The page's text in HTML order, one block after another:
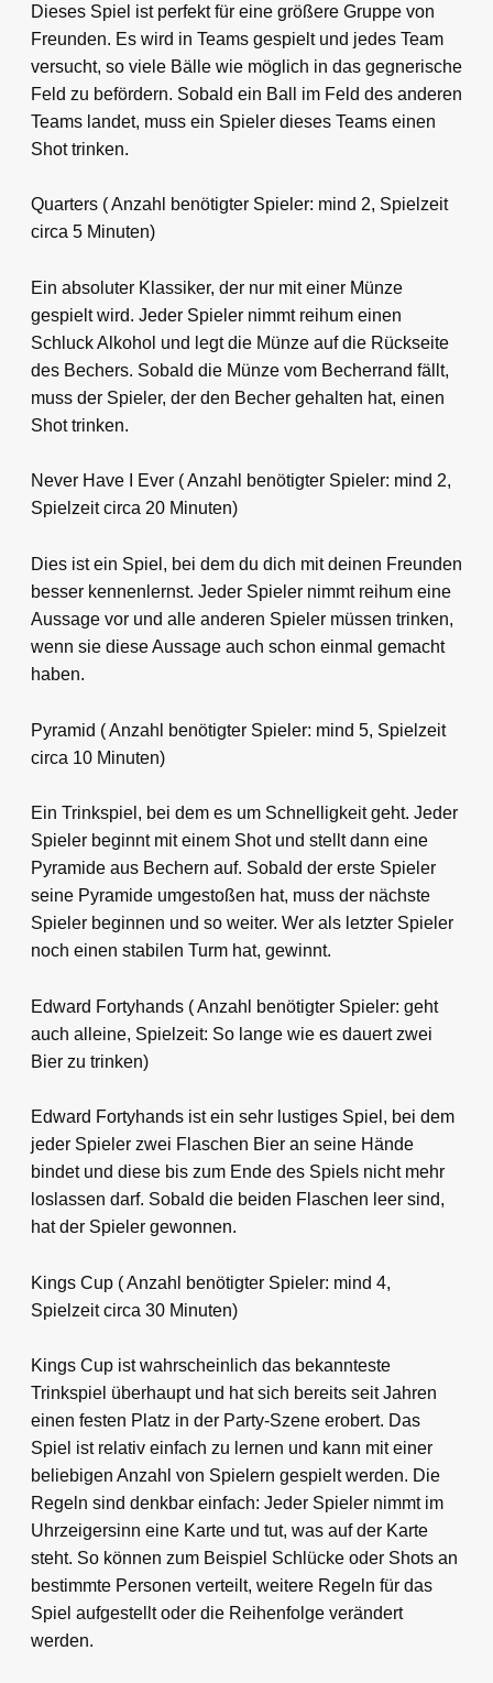
Dieses Spiel ist perfekt für eine größere Gruppe von
Freunden. Es wird in Teams gespielt und jedes Team
versucht, so viele Bälle wie möglich in das gegnerische
Feld zu befördern. Sobald ein Ball im Feld des anderen
Teams landet, muss ein Spieler dieses Teams einen
Shot trinken.
Quarters ( Anzahl benötigter Spieler: mind 2, Spielzeit
circa 5 Minuten)
Ein absoluter Klassiker, der nur mit einer Münze
gespielt wird. Jeder Spieler nimmt reihum einen
Schluck Alkohol und legt die Münze auf die Rückseite
des Bechers. Sobald die Münze vom Becherrand fällt,
muss der Spieler, der den Becher gehalten hat, einen
Shot trinken.
Never Have I Ever ( Anzahl benötigter Spieler: mind 2,
Spielzeit circa 20 Minuten)
Dies ist ein Spiel, bei dem du dich mit deinen Freunden
besser kennenlernst. Jeder Spieler nimmt reihum eine
Aussage vor und alle anderen Spieler müssen trinken,
wenn sie diese Aussage auch schon einmal gemacht
haben.
Pyramid ( Anzahl benötigter Spieler: mind 5, Spielzeit
circa 10 Minuten)
Ein Trinkspiel, bei dem es um Schnelligkeit geht. Jeder
Spieler beginnt mit einem Shot und stellt dann eine
Pyramide aus Bechern auf. Sobald der erste Spieler
seine Pyramide umgestoßen hat, muss der nächste
Spieler beginnen und so weiter. Wer als letzter Spieler
noch einen stabilen Turm hat, gewinnt.
Edward Fortyhands ( Anzahl benötigter Spieler: geht
auch alleine, Spielzeit: So lange wie es dauert zwei
Bier zu trinken)
Edward Fortyhands ist ein sehr lustiges Spiel, bei dem
jeder Spieler zwei Flaschen Bier an seine Hände
bindet und diese bis zum Ende des Spiels nicht mehr
loslassen darf. Sobald die beiden Flaschen leer sind,
hat der Spieler gewonnen.
Kings Cup ( Anzahl benötigter Spieler: mind 4,
Spielzeit circa 30 Minuten)
Kings Cup ist wahrscheinlich das bekannteste
Trinkspiel überhaupt und hat sich bereits seit Jahren
einen festen Platz in der Party-Szene erobert. Das
Spiel ist relativ einfach zu lernen und kann mit einer
beliebigen Anzahl von Spielern gespielt werden. Die
Regeln sind denkbar einfach: Jeder Spieler nimmt im
Uhrzeigersinn eine Karte und tut, was auf der Karte
steht. So können zum Beispiel Schlücke oder Shots an
bestimmte Personen verteilt, weitere Regeln für das
Spiel aufgestellt oder die Reihenfolge verändert
werden.